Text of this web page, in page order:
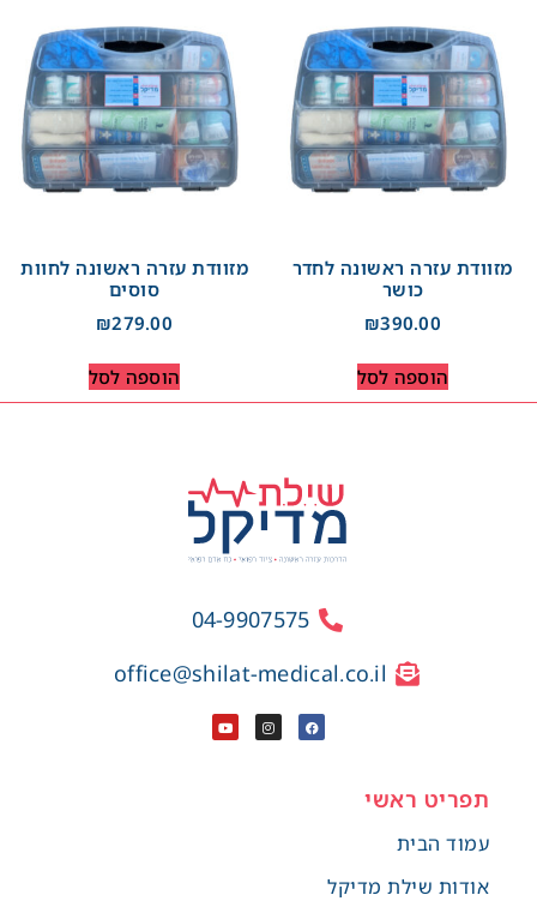
מזוודת עזרה ראשונה לחדר
כושר
₪390.00
הוספה לסל
מזוודת עזרה ראשונה לחוות
סוסים
₪279.00
הוספה לסל
04-9907575
office@shilat-medical.co.il
תפריט ראשי
עמוד הבית
אודות שילת מדיקל